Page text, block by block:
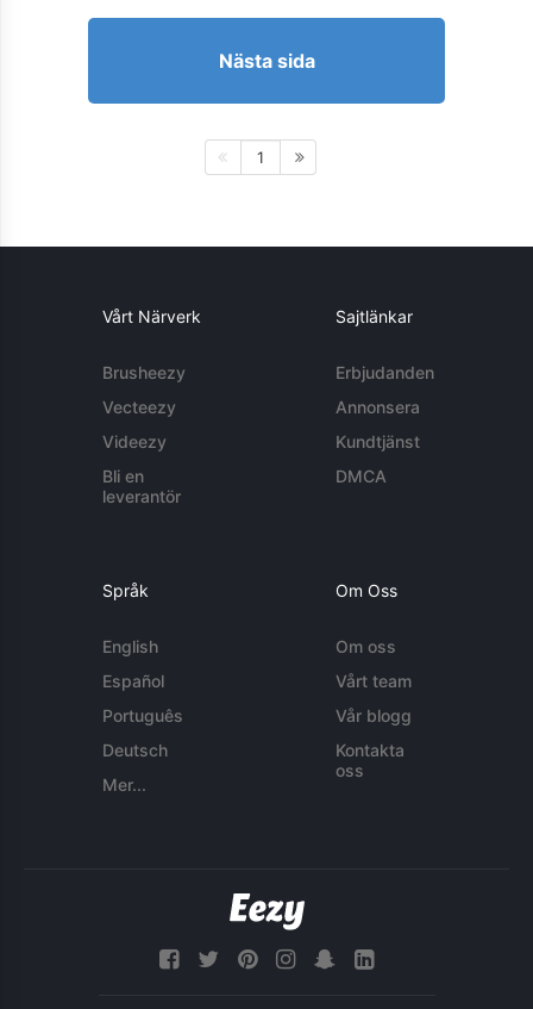
Nästa sida
1
Vårt Närverk
Brusheezy
Vecteezy
Videezy
Bli en
leverantör
Sajtlänkar
Erbjudanden
Annonsera
Kundtjänst
DMCA
Språk
English
Español
Português
Deutsch
Mer...
Om Oss
Om oss
Vårt team
Vår blogg
Kontakta
oss